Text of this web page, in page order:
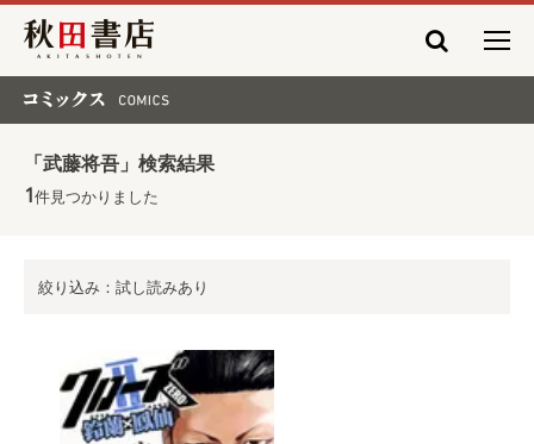
秋田書店
「武藤将吾」検索結果
1件見つかりました
絞り込み：試し読みあり